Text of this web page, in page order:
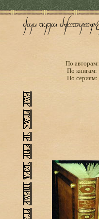
По авторам:
По книгам:
По сериям: